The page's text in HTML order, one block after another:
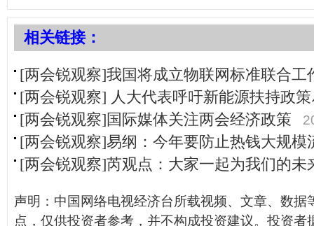
相关链接：
[两会锐观察]我国将成立物联网标准联合工
[两会锐观察] 人大代表呼吁新能源扶持政
[两会锐观察]国际媒体关注两会经济政策
[两会锐观察]易纲：今年要防止热钱大规模
[两会锐观察]芮观点：大家一起为我们的未
声明：中国网络电视经济台所载视频、文章、数据
点，仅供投资者参考，并不构成投资建议。投资者